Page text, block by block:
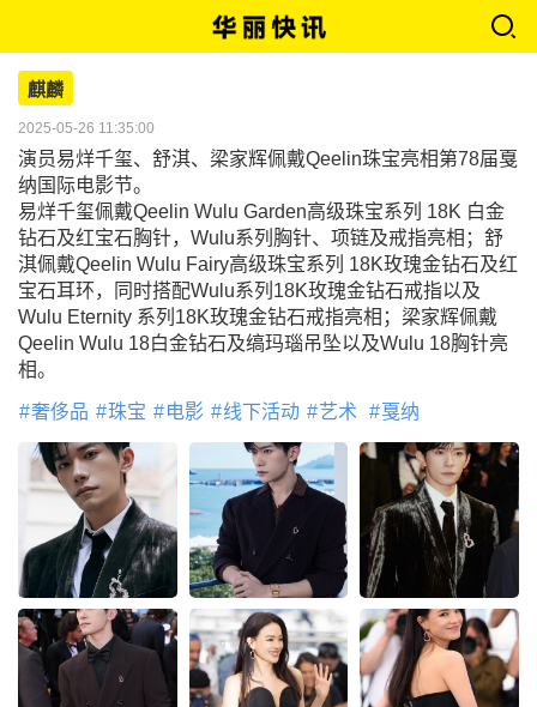
麒麟
2025-05-26 11:35:00
演员易烊千玺、舒淇、梁家辉佩戴Qeelin珠宝亮相第78届戛
纳国际电影节。
易烊千玺佩戴Qeelin Wulu Garden高级珠宝系列 18K 白金
钻石及红宝石胸针，Wulu系列胸针、项链及戒指亮相；舒
淇佩戴Qeelin Wulu Fairy高级珠宝系列 18K玫瑰金钻石及红
宝石耳环，同时搭配Wulu系列18K玫瑰金钻石戒指以及
Wulu Eternity 系列18K玫瑰金钻石戒指亮相；梁家辉佩戴
Qeelin Wulu 18白金钻石及缟玛瑙吊坠以及Wulu 18胸针亮
相。
奢侈品 珠宝 电影 线下活动 艺术 戛纳